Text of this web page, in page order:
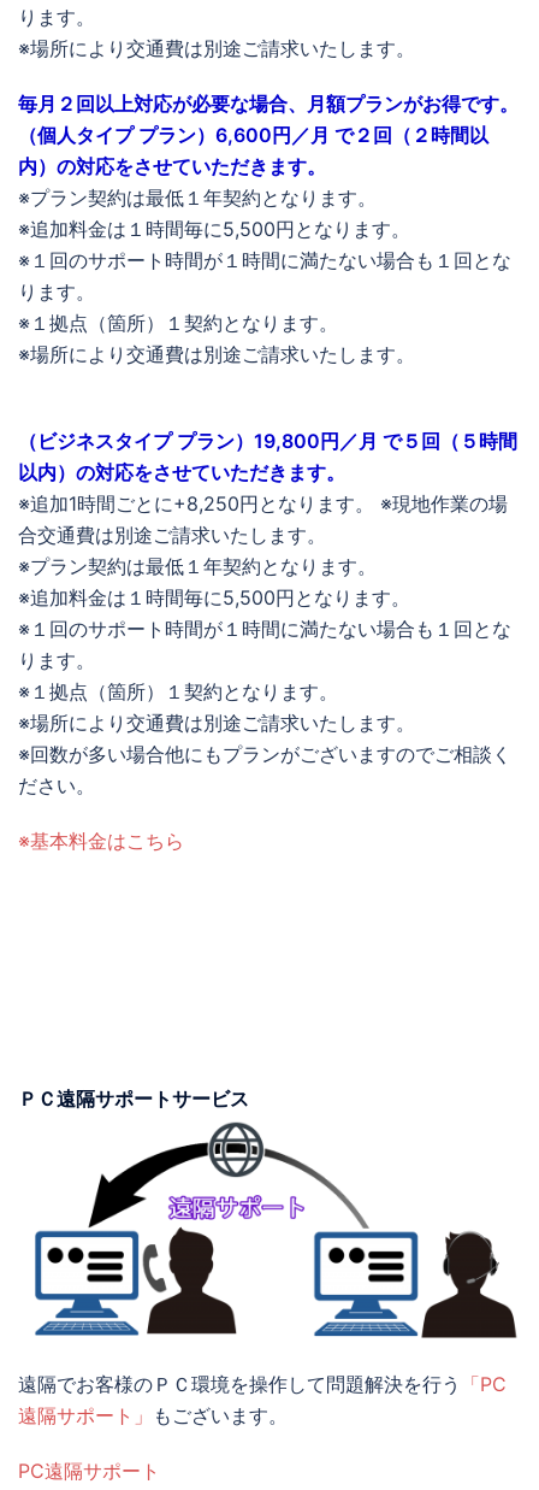
ります。
※場所により交通費は別途ご請求いたします。
毎月２回以上対応が必要な場合、月額プランがお得です。
（個人タイプ プラン）6,600円／月 で２回（２時間以
内）の対応をさせていただきます。
※プラン契約は最低１年契約となります。
※追加料金は１時間毎に5,500円となります。
※１回のサポート時間が１時間に満たない場合も１回とな
ります。
※１拠点（箇所）１契約となります。
※場所により交通費は別途ご請求いたします。
（ビジネスタイプ プラン）19,800円／月 で５回（５時間
以内）の対応をさせていただきます。
※追加1時間ごとに+8,250円となります。 ※現地作業の場
合交通費は別途ご請求いたします。
※プラン契約は最低１年契約となります。
※追加料金は１時間毎に5,500円となります。
※１回のサポート時間が１時間に満たない場合も１回とな
ります。
※１拠点（箇所）１契約となります。
※場所により交通費は別途ご請求いたします。
※回数が多い場合他にもプランがございますのでご相談く
ださい。
※基本料金はこちら
ＰＣ遠隔サポートサービス
遠隔でお客様のＰＣ環境を操作して問題解決を行う
「PC
遠隔サポート」 もございます。
PC遠隔サポート